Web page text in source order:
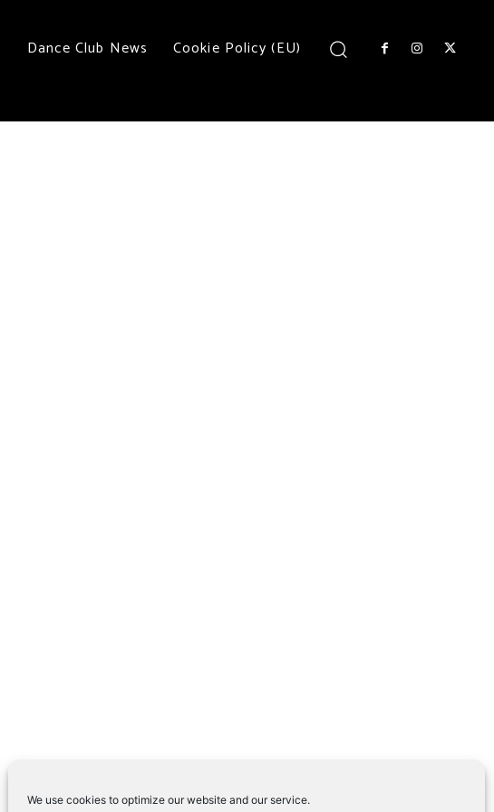
We use cookies to optimize our website and our service.
Dance Club News Cookie Policy (EU)